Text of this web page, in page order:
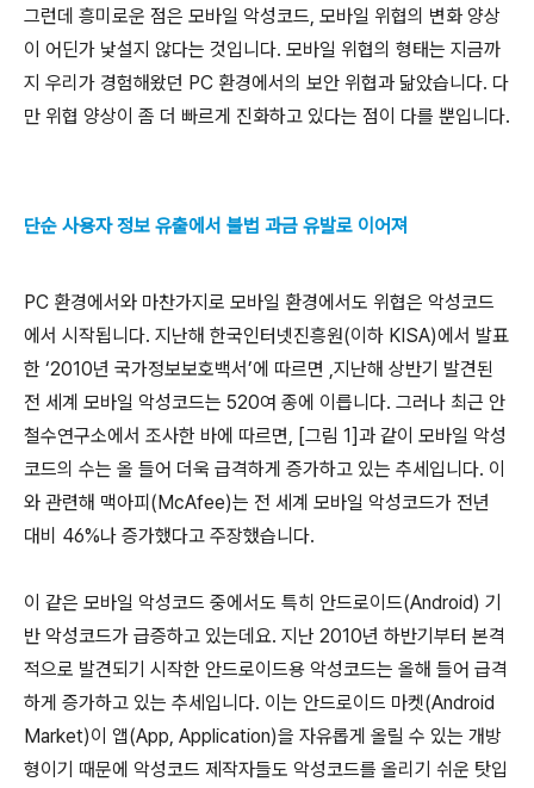
그런데 흥미로운 점은 모바일 악성코드, 모바일 위협의 변화 양상
이 어딘가 낯설지 않다는 것입니다. 모바일 위협의 형태는 지금까
지 우리가 경험해왔던 PC 환경에서의 보안 위협과 닮았습니다. 다
만 위협 양상이 좀 더 빠르게 진화하고 있다는 점이 다를 뿐입니다.
단순 사용자 정보 유출에서 불법 과금 유발로 이어져
PC 환경에서와 마찬가지로 모바일 환경에서도 위협은 악성코드
에서 시작됩니다. 지난해 한국인터넷진흥원(이하 KISA)에서 발표
한 ‘2010년 국가정보보호백서’에 따르면 ,지난해 상반기 발견된
전 세계 모바일 악성코드는 520여 종에 이릅니다. 그러나 최근 안
철수연구소에서 조사한 바에 따르면, [그림 1]과 같이 모바일 악성
코드의 수는 올 들어 더욱 급격하게 증가하고 있는 추세입니다. 이
와 관련해 맥아피(McAfee)는 전 세계 모바일 악성코드가 전년
대비 46%나 증가했다고 주장했습니다.
이 같은 모바일 악성코드 중에서도 특히 안드로이드(Android) 기
반 악성코드가 급증하고 있는데요. 지난 2010년 하반기부터 본격
적으로 발견되기 시작한 안드로이드용 악성코드는 올해 들어 급격
하게 증가하고 있는 추세입니다. 이는 안드로이드 마켓(Android
Market)이 앱(App, Application)을 자유롭게 올릴 수 있는 개방
형이기 때문에 악성코드 제작자들도 악성코드를 올리기 쉬운 탓입